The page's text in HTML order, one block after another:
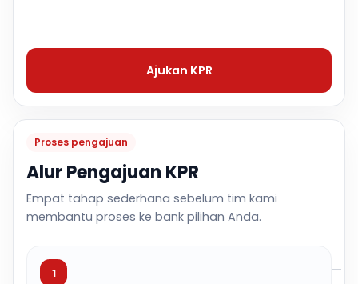
Proses pengajuan
Alur Pengajuan KPR
Empat tahap sederhana sebelum tim kami
membantu proses ke bank pilihan Anda.
1
Ajukan KPR